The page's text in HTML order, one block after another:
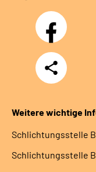
Facebook
Teilen
Weitere wichtige
Schlich­tungs­stel­le
Schlich­tungs­stel­le